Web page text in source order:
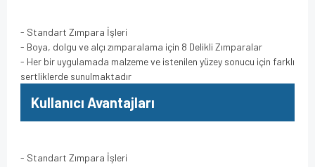
- Standart Zımpara İşleri
- Boya, dolgu ve alçı zımparalama için 8 Delikli Zımparalar
- Her bir uygulamada malzeme ve istenilen yüzey sonucu için farklı
sertliklerde sunulmaktadır
Kullanıcı Avantajları
- Standart Zımpara İşleri